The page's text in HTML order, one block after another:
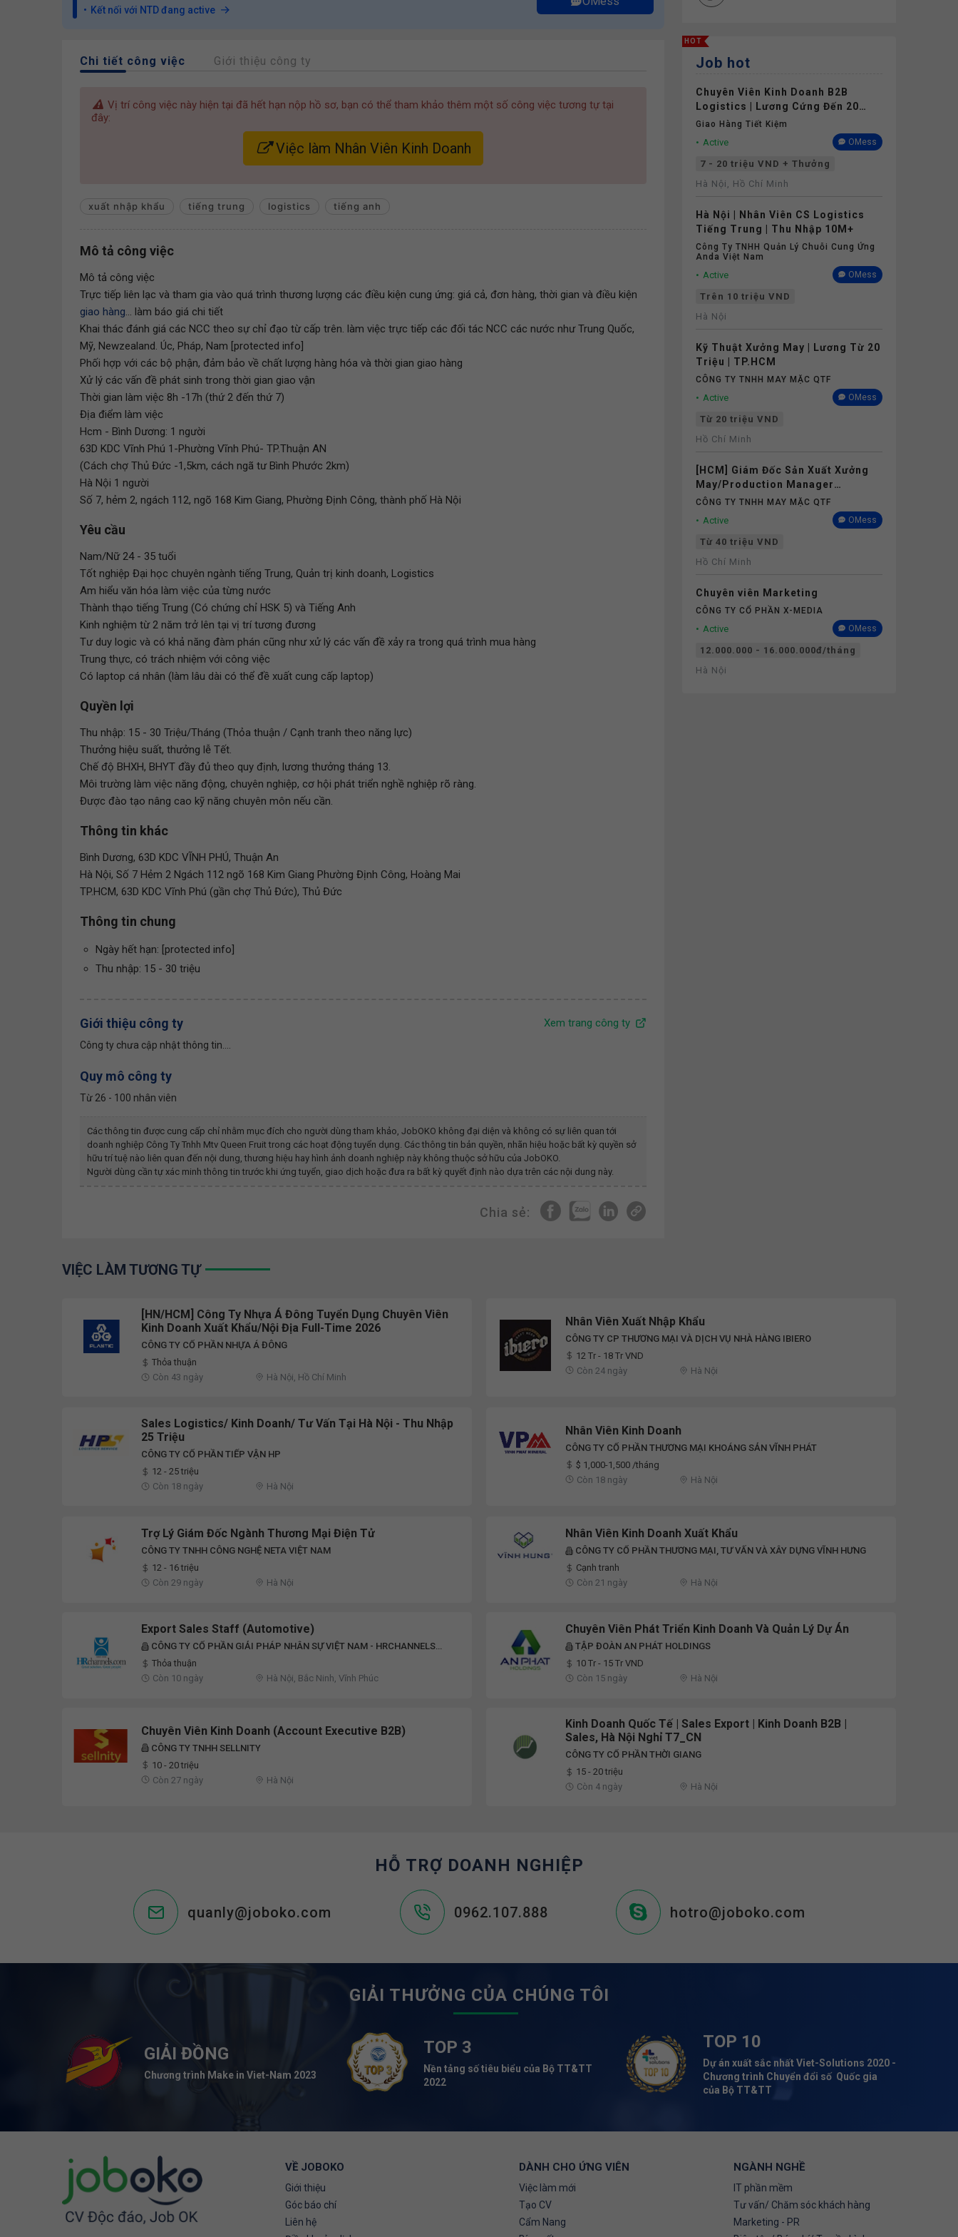
Kết nối với NTD đang active
Chi tiết công việc Giới thiệu công ty
Vị trí công việc này hiện tại đã hết hạn nộp hồ sơ, bạn có thể tham khảo thêm một số công việc tương tự tại
đây:
Việc làm Nhân Viên Kinh Doanh
xuất nhập khẩu tiếng trung logistics tiếng anh
Mô tả công việc
Mô tả công việc
Trực tiếp liên lạc và tham gia vào quá trình thương lượng các điều kiện cung ứng: giá cả, đơn hàng, thời gian và điều kiện
giao hàng... làm báo giá chi tiết
Khai thác đánh giá các NCC theo sự chỉ đạo từ cấp trên. làm việc trực tiếp các đối tác NCC các nước như Trung Quốc,
Mỹ, Newzealand. Úc, Pháp, Nam [protected info]
Phối hợp với các bộ phận, đảm bảo về chất lượng hàng hóa và thời gian giao hàng
Xử lý các vấn đề phát sinh trong thời gian giao vận
Thời gian làm việc 8h -17h (thứ 2 đến thứ 7)
Địa điểm làm việc
Hcm - Bình Dương: 1 người
63D KDC Vĩnh Phú 1-Phường Vĩnh Phú- TP.Thuận AN
(Cách chợ Thủ Đức -1,5km, cách ngã tư Bình Phước 2km)
Hà Nội 1 người
Số 7, hẻm 2, ngách 112, ngõ 168 Kim Giang, Phường Định Công, thành phố Hà Nội
Yêu cầu
Nam/Nữ 24 - 35 tuổi
Tốt nghiệp Đại học chuyên ngành tiếng Trung, Quản trị kinh doanh, Logistics
Am hiểu văn hóa làm việc của từng nước
Thành thạo tiếng Trung (Có chứng chỉ HSK 5) và Tiếng Anh
Kinh nghiệm từ 2 năm trở lên tại vị trí tương đương
Tư duy logic và có khả năng đàm phán cũng như xử lý các vấn đề xảy ra trong quá trình mua hàng
Trung thực, có trách nhiệm với công việc
Có laptop cá nhân (làm lâu dài có thể đề xuất cung cấp laptop)
Quyền lợi
Thu nhập: 15 - 30 Triệu/Tháng (Thỏa thuận / Cạnh tranh theo năng lực)
Thưởng hiệu suất, thưởng lễ Tết.
Chế độ BHXH, BHYT đầy đủ theo quy định, lương thưởng tháng 13.
Môi trường làm việc năng động, chuyên nghiệp, cơ hội phát triển nghề nghiệp rõ ràng.
Được đào tạo nâng cao kỹ năng chuyên môn nếu cần.
Thông tin khác
Bình Dương, 63D KDC VĨNH PHÚ, Thuận An
Hà Nội, Số 7 Hẻm 2 Ngách 112 ngõ 168 Kim Giang Phường Định Công, Hoàng Mai
TP.HCM, 63D KDC Vĩnh Phú (gần chợ Thủ Đức), Thủ Đức
Thông tin chung
Ngày hết hạn: [protected info]
Thu nhập: 15 - 30 triệu
Giới thiệu công ty Xem trang công ty
Công ty chưa cập nhật thông tin....
Quy mô công ty
Từ 26 - 100 nhân viên
Các thông tin được cung cấp chỉ nhằm mục đích cho người dùng tham khảo, JobOKO không đại diện và không có sự liên quan tới
doanh nghiệp Công Ty Tnhh Mtv Queen Fruit trong các hoạt động tuyển dụng. Các thông tin bản quyền, nhãn hiệu hoặc bất kỳ quyền sở
hữu trí tuệ nào liên quan đến nội dung, thương hiệu hay hình ảnh doanh nghiệp này không thuộc sở hữu của JobOKO.
Người dùng cần tự xác minh thông tin trước khi ứng tuyển, giao dịch hoặc đưa ra bất kỳ quyết định nào dựa trên các nội dung này.
Chia sẻ:
HOT
Job hot
Chuyên Viên Kinh Doanh B2B
Logistics | Lương Cứng Đến 20
Triệu | Tối Thiểu 1 Năm Kinh
Giao Hàng Tiết Kiệm
Active OMess
7 - 20 triệu VND + Thưởng
Hà Nội, Hồ Chí Minh
Hà Nội | Nhân Viên CS Logistics
Tiếng Trung | Thu Nhập 10M+
Công Ty TNHH Quản Lý Chuỗi Cung Ứng
Anda Việt Nam
Active OMess
Trên 10 triệu VND
Hà Nội
Kỹ Thuật Xưởng May | Lương Từ 20
Triệu | TP.HCM
CÔNG TY TNHH MAY MẶC QTF
Active OMess
Từ 20 triệu VND
Hồ Chí Minh
[HCM] Giám Đốc Sản Xuất Xưởng
May/Production Manager
(Garments) - Lương 40M+
CÔNG TY TNHH MAY MẶC QTF
Active OMess
Từ 40 triệu VND
Hồ Chí Minh
Chuyên viên Marketing
CÔNG TY CỔ PHẦN X-MEDIA
Active OMess
12.000.000 - 16.000.000đ/tháng
Hà Nội
VIỆC LÀM TƯƠNG TỰ
[HN/HCM] Công Ty Nhựa Á Đông Tuyển Dụng Chuyên Viên
Kinh Doanh Xuất Khẩu/Nội Địa Full-Time 2026
CÔNG TY CỔ PHẦN NHỰA Á ĐÔNG
Thỏa thuận
Còn 43 ngày
Hà Nội, Hồ Chí Minh
Nhân Viên Xuất Nhập Khẩu
CÔNG TY CP THƯƠNG MẠI VÀ DỊCH VỤ NHÀ HÀNG IBIERO
12 Tr - 18 Tr VND
Còn 24 ngày
Hà Nội
Sales Logistics/ Kinh Doanh/ Tư Vấn Tại Hà Nội - Thu Nhập
25 Triệu
CÔNG TY CỔ PHẦN TIẾP VẬN HP
12 - 25 triệu
Còn 18 ngày
Hà Nội
Nhân Viên Kinh Doanh
CÔNG TY CỔ PHẦN THƯƠNG MẠI KHOÁNG SẢN VĨNH PHÁT
$ 1,000-1,500 /tháng
Còn 18 ngày
Hà Nội
Trợ Lý Giám Đốc Ngành Thương Mại Điện Tử
CÔNG TY TNHH CÔNG NGHỆ NETA VIỆT NAM
12 - 16 triệu
Còn 29 ngày
Hà Nội
Nhân Viên Kinh Doanh Xuất Khẩu
CÔNG TY CỔ PHẦN THƯƠNG MẠI, TƯ VẤN VÀ XÂY DỰNG VĨNH HƯNG
Cạnh tranh
Còn 21 ngày
Hà Nội
Export Sales Staff (Automotive)
CÔNG TY CỔ PHẦN GIẢI PHÁP NHÂN SỰ VIỆT NAM - HRCHANNELS
GROUP
Thỏa thuận
Còn 10 ngày
Hà Nội, Bắc Ninh, Vĩnh Phúc
Chuyên Viên Phát Triển Kinh Doanh Và Quản Lý Dự Án
TẬP ĐOÀN AN PHÁT HOLDINGS
10 Tr - 15 Tr VND
Còn 15 ngày
Hà Nội
Chuyên Viên Kinh Doanh (Account Executive B2B)
CÔNG TY TNHH SELLNITY
10 - 20 triệu
Còn 27 ngày
Hà Nội
Kinh Doanh Quốc Tế | Sales Export | Kinh Doanh B2B |
Sales, Hà Nội Nghỉ T7_CN
CÔNG TY CỔ PHẦN THỜI GIANG
15 - 20 triệu
Còn 4 ngày
Hà Nội
HỖ TRỢ DOANH NGHIỆP
quanly@joboko.com 0962.107.888 hotro@joboko.com
GIẢI THƯỞNG CỦA CHÚNG TÔI
GIẢI ĐỒNG
Chương trình Make in Viet-Nam 2023
TOP 3
Nền tảng số tiêu biểu của Bộ TT&TT
2022
TOP 10
Dự án xuất sắc nhất Viet-Solutions 2020 -
Chương trình Chuyển đổi số Quốc gia
của Bộ TT&TT
VỀ JOBOKO
Giới thiệu
Góc báo chí
Liên hệ
DÀNH CHO ỨNG VIÊN
Việc làm mới
Tạo CV
Cẩm Nang
NGÀNH NGHỀ
IT phần mềm
Tư vấn/ Chăm sóc khách hàng
Marketing - PR